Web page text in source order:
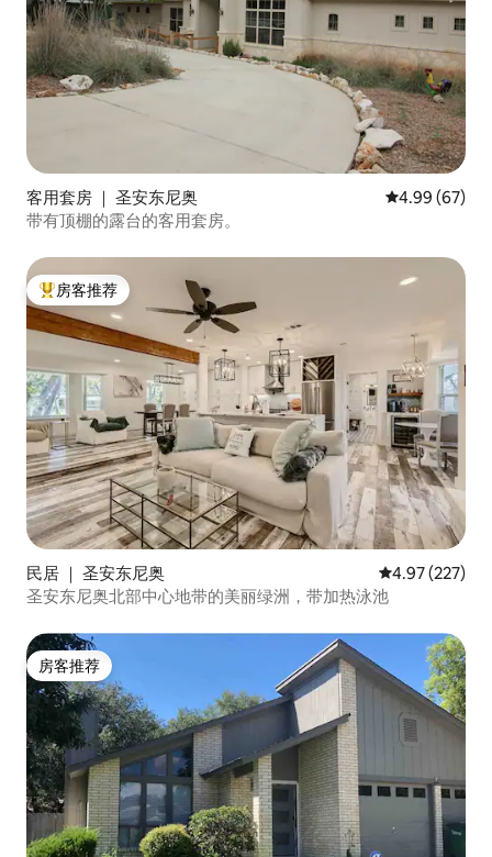
客用套房 ｜ 圣安东尼奥 平均评分 4.99
4.99 (67)
带有顶棚的露台的客用套房。
热门「房客推荐」
房客推荐
民居 ｜ 圣安东尼奥 平均评分 4.97
4.97 (227)
圣安东尼奥北部中心地带的美丽绿洲，带加热泳池
房客推荐
房客推荐